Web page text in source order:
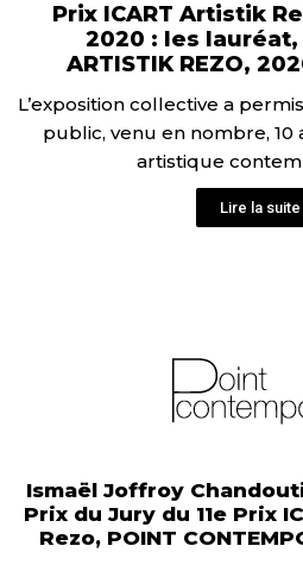
Prix ICART Artistik
2020 : les lauréat,
ARTISTIK REZO,
L’exposition collective a
public, venu en nombre, 10
artistique
Lire la suite
Ismaël Joffroy
Prix du Jury du 11e Prix
Rezo, POINT